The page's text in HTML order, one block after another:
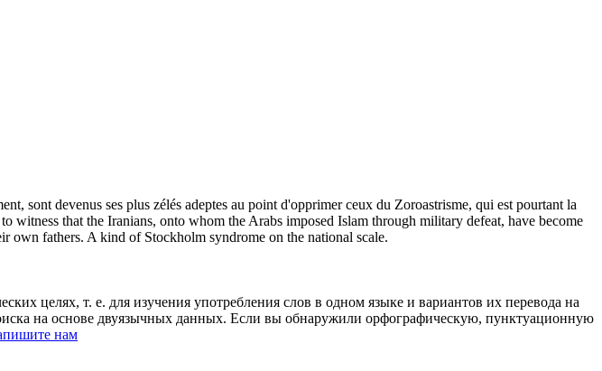
sont devenus ses plus zélés adeptes au point d'opprimer ceux du Zoroastrisme, qui est pourtant la
to witness that the Iranians, onto whom the Arabs imposed Islam through military defeat, have become
own fathers. A kind of Stockholm syndrome on the national scale.
целях, т. е. для изучения употребления слов в одном языке и вариантов их перевода на
на основе двуязычных данных. Если вы обнаружили орфографическую, пунктуационную
нам